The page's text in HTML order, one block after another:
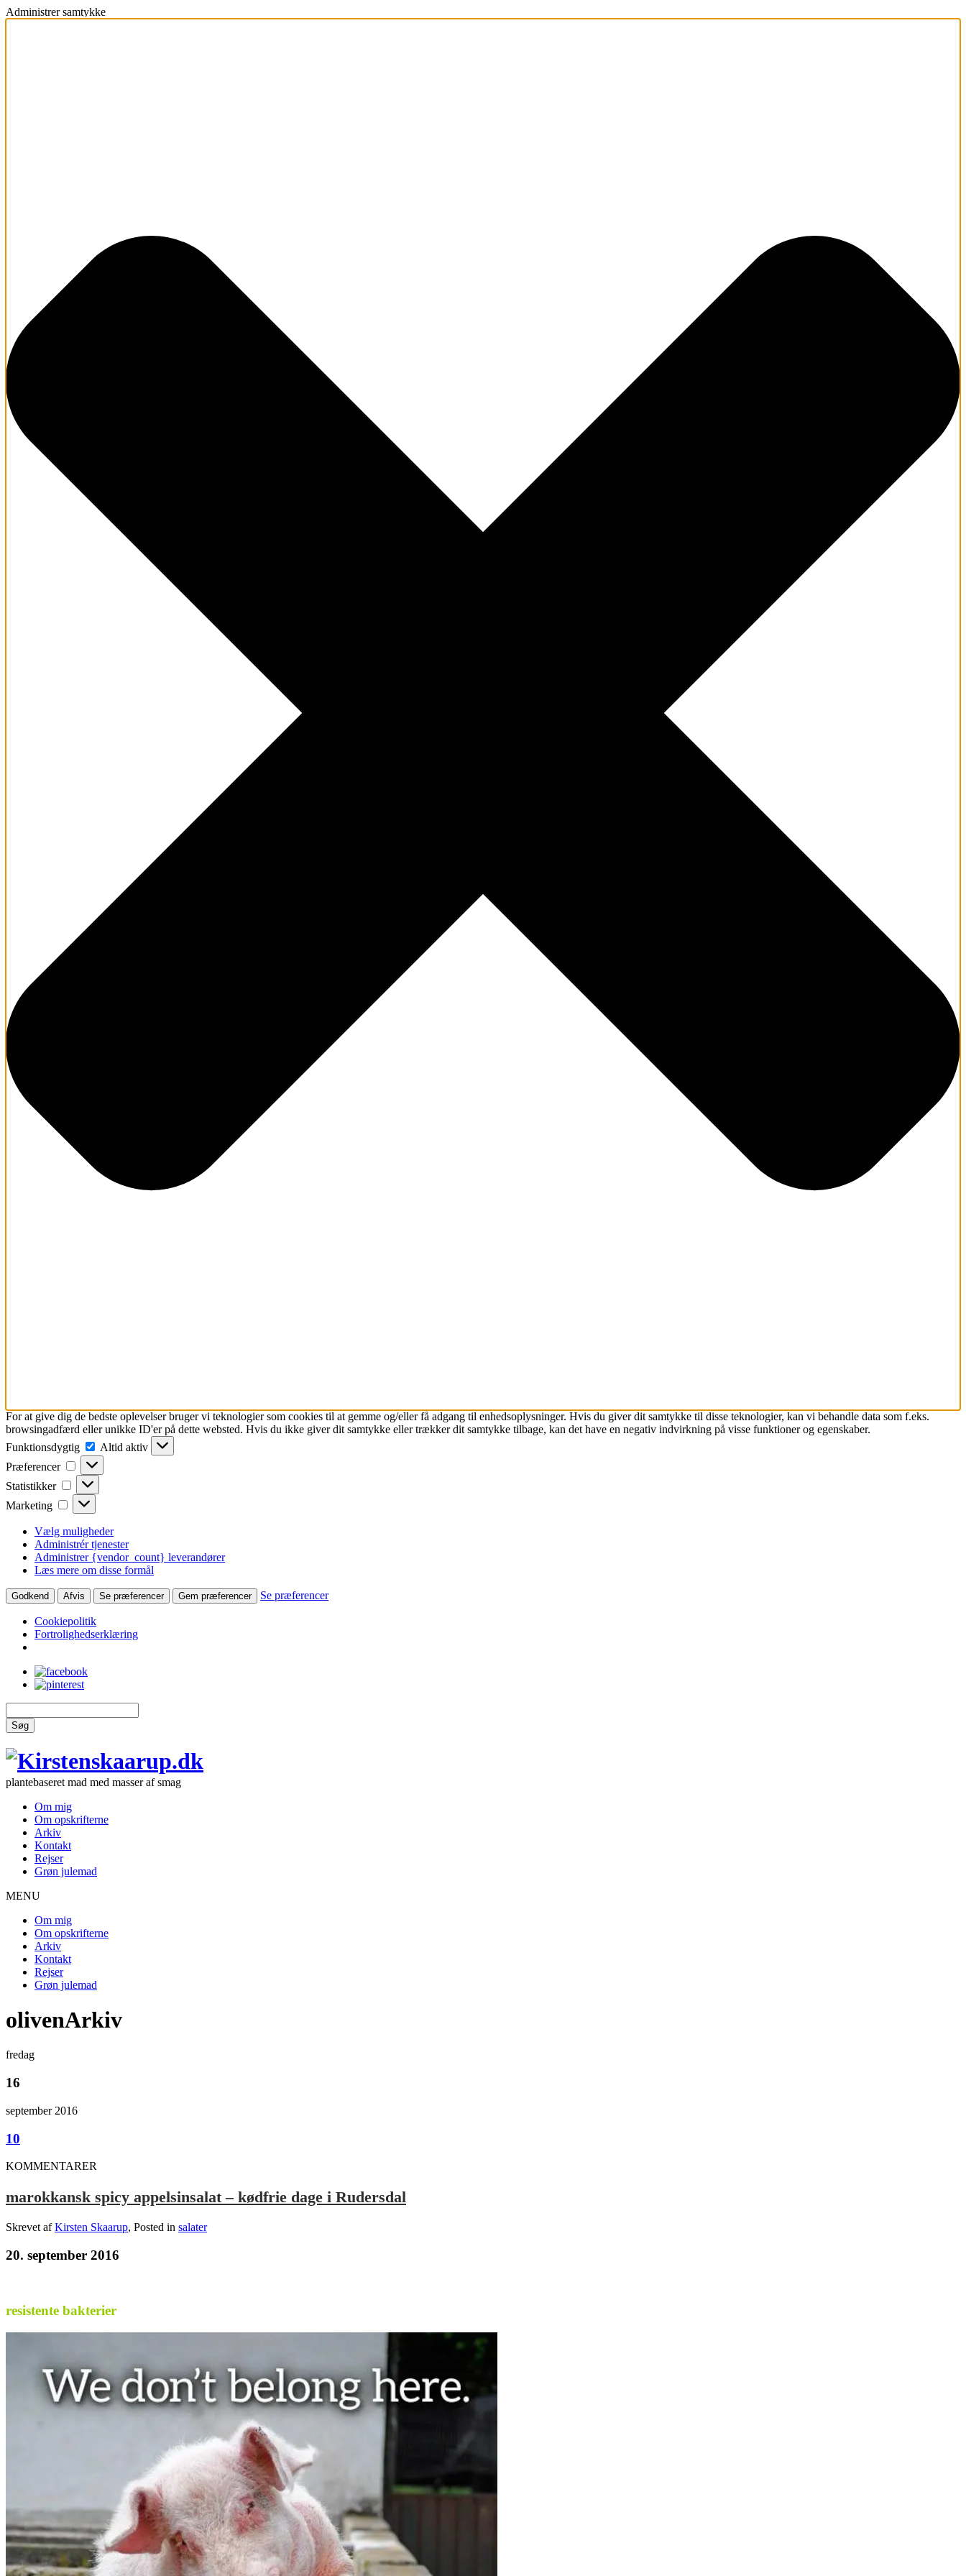
Administrer samtykke
For at give dig de bedste oplevelser bruger vi teknologier som cookies til at gemme og/eller få adgang til enhedsoplysninger. Hvis du giver dit samtykke til disse teknologier, kan vi behandle data som f.eks.
browsingadfærd eller unikke ID'er på dette websted. Hvis du ikke giver dit samtykke eller trækker dit samtykke tilbage, kan det have en negativ indvirkning på visse funktioner og egenskaber.
Funktionsdygtig
Funktionsdygtig
Altid aktiv
Præferencer
Præferencer
Statistikker Statistikker
Marketing Marketing
Vælg muligheder
Administrér tjenester
Administrer {vendor_count} leverandører
Læs mere om disse formål
Godkend Afvis Se præferencer Gem præferencer Se præferencer
Cookiepolitik
Fortrolighedserklæring
Søg
plantebaseret mad med masser af smag
Om mig
Om opskrifterne
Arkiv
Kontakt
Rejser
Grøn julemad
MENU
Om mig
Om opskrifterne
Arkiv
Kontakt
Rejser
Grøn julemad
olivenArkiv
fredag
16
september 2016
10
KOMMENTARER
marokkansk spicy appelsinsalat – kødfrie dage i Rudersdal
Skrevet afKirsten Skaarup, Posted in salater
20. september 2016
resistente bakterier